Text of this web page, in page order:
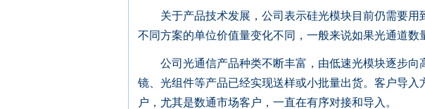
关于产品技术发展，公司表示硅光模块目前仍需要用
不同方案的单位价值量变化不同，一般来说如果光通道数
公司光通信产品种类不断丰富，由低速光模块逐步向
镜、光组件等产品已经实现送样或小批量出货。客户导
户，尤其是数通市场客户，一直在有序对接和导入。